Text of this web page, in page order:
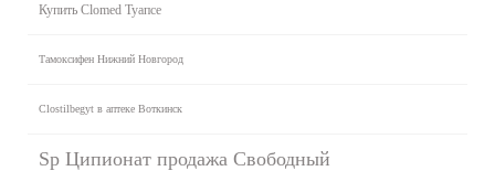
Купить Clomed Туапсе
Тамоксифен Нижний Новгород
Clostilbegyt в аптеке Воткинск
Sp Ципионат продажа Свободный